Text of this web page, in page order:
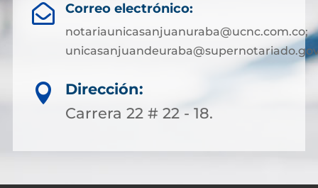
 Correo electrónico:
notariaunicasanjuanuraba@ucnc.com.co;

Dirección:
Carrera 22 # 22 - 18.